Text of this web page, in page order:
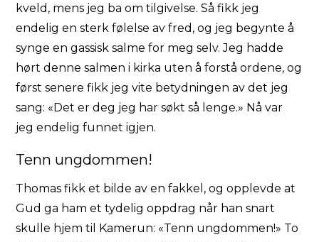
kveld, mens jeg ba om tilgivelse. Så fikk jeg
endelig en sterk følelse av fred, og jeg begynte å
synge en gassisk salme for meg selv. Jeg hadde
hørt denne salmen i kirka uten å forstå ordene, og
først senere fikk jeg vite betydningen av det jeg
sang: «Det er deg jeg har søkt så lenge.» Nå var
jeg endelig funnet igjen.
Tenn ungdommen!
Thomas fikk et bilde av en fakkel, og opplevde at
Gud ga ham et tydelig oppdrag når han snart
skulle hjem til Kamerun: «Tenn ungdommen!» To